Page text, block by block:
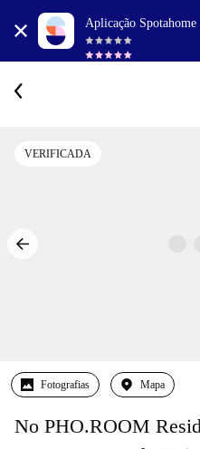
Aplicação Spotahome
VERIFICADA
Fotografias Mapa
No PHO.ROOM